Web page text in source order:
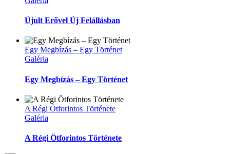
Újult Erővel Új Felállásban
Egy Megbízás – Egy Történet
Galéria
Egy Megbízás – Egy Történet
A Régi Ötforintos Története
Galéria
A Régi Ötforintos Története